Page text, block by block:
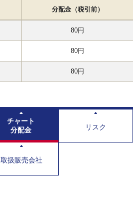
分配金（税引前）
80円
80円
80円
チャート
分配金
リスク
取扱販売会社